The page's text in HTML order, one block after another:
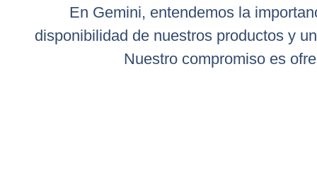
En Gemini, entendemos la
disponibilidad de nuestros productos y
Nuestro compromiso es